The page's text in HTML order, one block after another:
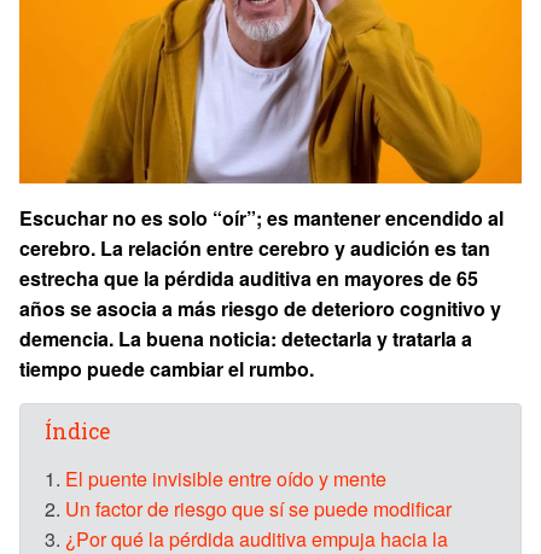
Escuchar no es solo “oír”; es mantener encendido al
cerebro. La relación entre cerebro y audición es tan
estrecha que la pérdida auditiva en mayores de 65
años se asocia a más riesgo de deterioro cognitivo y
demencia. La buena noticia: detectarla y tratarla a
tiempo puede cambiar el rumbo.
Índice
1. El puente invisible entre oído y mente
2. Un factor de riesgo que sí se puede modificar
3. ¿Por qué la pérdida auditiva empuja hacia la